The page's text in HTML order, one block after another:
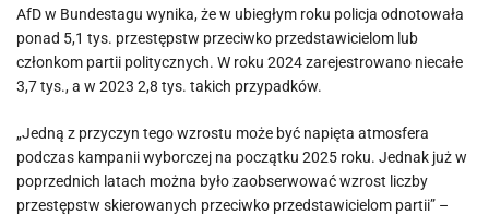
AfD w Bundestagu wynika, że w ubiegłym roku policja odnotowała
ponad 5,1 tys. przestępstw przeciwko przedstawicielom lub
członkom partii politycznych. W roku 2024 zarejestrowano niecałe
3,7 tys., a w 2023 2,8 tys. takich przypadków.
„Jedną z przyczyn tego wzrostu może być napięta atmosfera
podczas kampanii wyborczej na początku 2025 roku. Jednak już w
poprzednich latach można było zaobserwować wzrost liczby
przestępstw skierowanych przeciwko przedstawicielom partii” –